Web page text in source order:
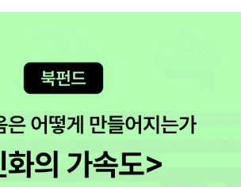
한 세포를그림을 통해서 더 자세하게 아이들에
요​​ 그렇다면 유전자의 실체는 무엇일까요? 사
체 1개당 DNA의 길이는 평균 3cm, 가장 긴
하네요그런데 작은 핵 속에 DNA가 어떻게
의 기본 구조를 그림을 통해서 아이들과
성은 유전과 환경의 공동 작업으로 생긴다유
없어요.이 모든 단백질을 만드는 방법과 타
요.​ 이번 뉴턴하일라이트 [유전과 게놈] 편은
터 배울 수 있는 완전 좋은 기회가 되는 것 같
루 존재 ..핵 속에 들어 있는 것은 정확하게는
기 위해 필요한 DNA의 영역은 핵 속에서 R
해 RNA의 형태로 복사 된대요.RNA는 DN